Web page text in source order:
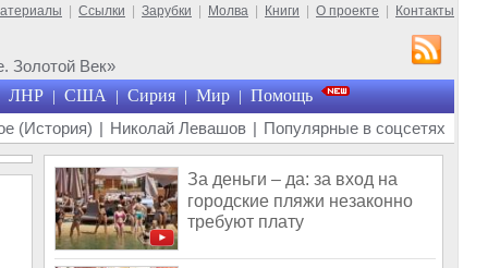
Ссылки Зарубки Молва Книги О проекте Контакты
Золотой Век»
ЛНР | США | Сирия | Мир | Помощь
(История) | Николай Левашов | Популярные в соцсетях
За деньги – да: за вход на
городские пляжи незаконно
требуют плату